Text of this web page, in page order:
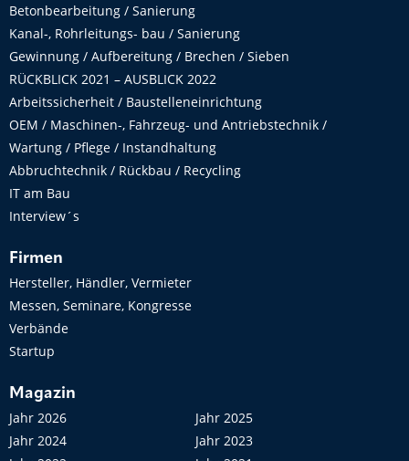
Betonbearbeitung / Sanierung
Kanal-, Rohrleitungs- bau / Sanierung
Gewinnung / Aufbereitung / Brechen / Sieben
RÜCKBLICK 2021 – AUSBLICK 2022
Arbeitssicherheit / Baustelleneinrichtung
OEM / Maschinen-, Fahrzeug- und Antriebstechnik /
Wartung / Pflege / Instandhaltung
Abbruchtechnik / Rückbau / Recycling
IT am Bau
Interview´s
Firmen
Hersteller, Händler, Vermieter
Messen, Seminare, Kongresse
Verbände
Startup
Magazin
Jahr 2026
Jahr 2025
Jahr 2024
Jahr 2023